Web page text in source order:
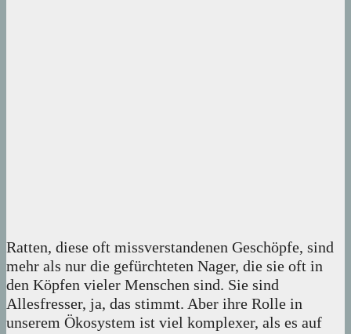
Ratten, diese oft missverstandenen Geschöpfe, sind
mehr als nur die gefürchteten Nager, die sie oft in
den Köpfen vieler Menschen sind. Sie sind
Allesfresser, ja, das stimmt. Aber ihre Rolle in
unserem Ökosystem ist viel komplexer, als es auf